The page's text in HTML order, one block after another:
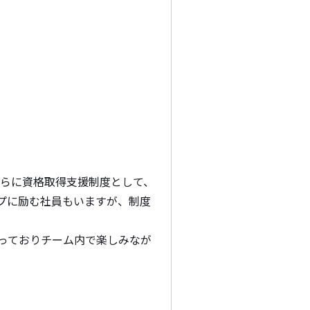
資格取得支援制度として、
に励む社員もいますが、制度
おりチーム内で楽しみなが